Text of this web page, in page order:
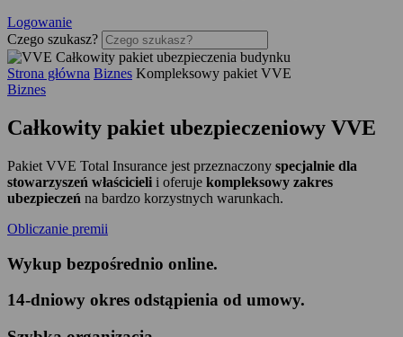
Logowanie
Czego szukasz?
Strona główna Biznes Kompleksowy pakiet VVE
Biznes
Całkowity pakiet ubezpieczeniowy VVE
Pakiet VVE Total Insurance jest przeznaczony specjalnie dla
stowarzyszeń właścicieli i oferuje kompleksowy zakres
ubezpieczeń na bardzo korzystnych warunkach.
Obliczanie premii
Wykup bezpośrednio online.
14-dniowy okres odstąpienia od umowy.